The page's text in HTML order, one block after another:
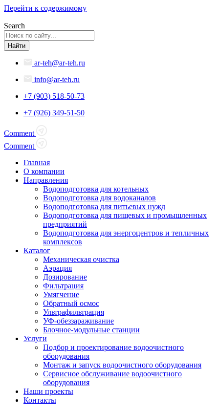
Перейти к содержимому
Search
Найти
ar-teh@ar-teh.ru
info@ar-teh.ru
+7 (903) 518-50-73
+7 (926) 349-51-50
Comment
Comment
Главная
О компании
Направления
Водоподготовка для котельных
Водоподготовка для водоканалов
Водоподготовка для питьевых нужд
Водоподготовка для пищевых и промышленных
предприятий
Водоподготовка для энергоцентров и тепличных
комплексов
Каталог
Механическая очистка
Аэрация
Дозирование
Фильтрация
Умягчение
Обратный осмос
Ультрафильтрация
УФ-обеззараживание
Блочное-модульные станции
Услуги
Подбор и проектирование водоочистного
оборудования
Монтаж и запуск водоочистного оборудования
Сервисное обслуживание водоочистного
оборудования
Наши проекты
Контакты